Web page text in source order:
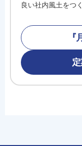
良い社内風土をつ